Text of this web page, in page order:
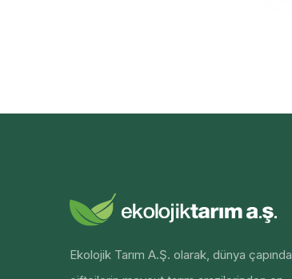
Ekolojik Tarım A.Ş. olarak, dünya çapında